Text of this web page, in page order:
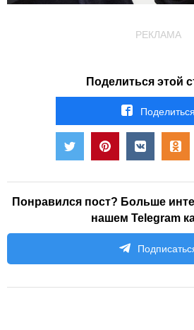
РЕКЛАМА
Поделиться этой
Поделиться
Понравился пост? Больше
нашем Telegram